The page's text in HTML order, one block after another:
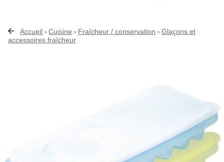
Accueil > Cuisine > Fraîcheur / conservation > Glaçons et
accessoires fraîcheur